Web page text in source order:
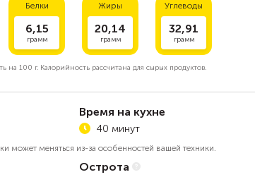
Белки
6,15
грамм
Жиры
20,14
грамм
Углеводы
32,91
грамм
на 100 г.Калорийность рассчитана для сырых продуктов.
Время на кухне
40 минут
может меняться из-за особенностей вашей техники.
Острота